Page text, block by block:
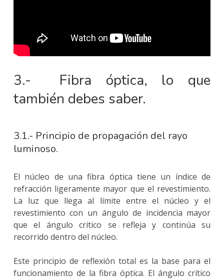
3.- Fibra óptica, lo que
también debes saber.
3.1.- Principio de propagación del rayo
luminoso.
El núcleo de una fibra óptica tiene un índice de
refracción ligeramente mayor que el revestimiento.
La luz que llega al límite entre el núcleo y el
revestimiento con un ángulo de incidencia mayor
que el ángulo crítico se refleja y continúa su
recorrido dentro del núcleo.
Este principio de reflexión total es la base para el
funcionamiento de la fibra óptica. El ángulo crítico